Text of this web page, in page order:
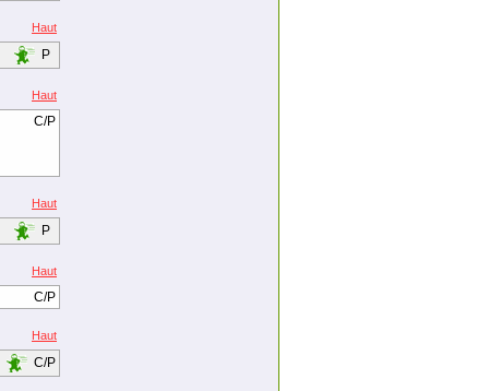
Haut
P
Haut
C/P
Haut
P
Haut
C/P
Haut
C/P